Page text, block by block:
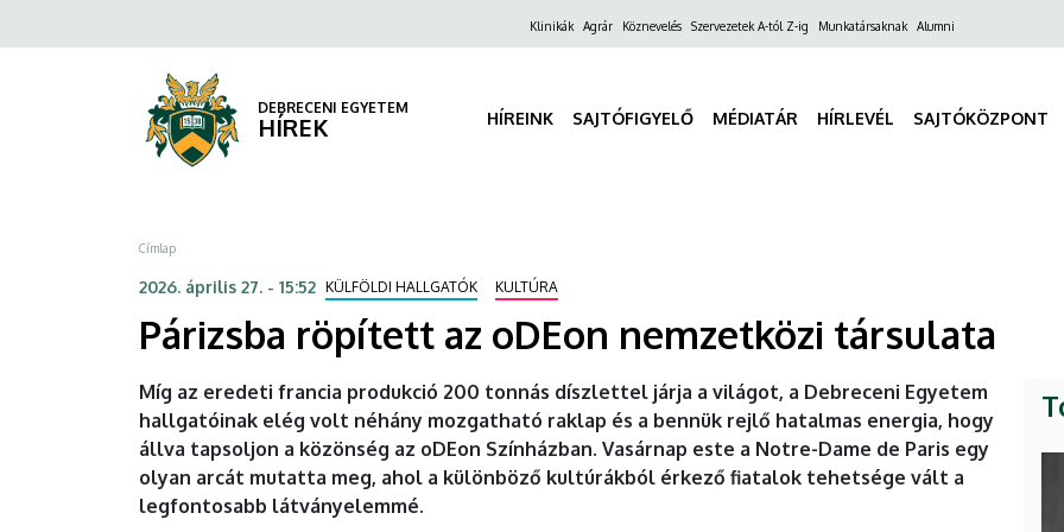
társulata
DEBRECENI
EGYETEM
a
FelsőKlinikák Agrár Köznevelés Szervezetek A-tól Z-ig Munkatársaknak Alumni
DEBRECENI EGYETEM
HÍREK HÍREINK SAJTÓFIGYELŐ MÉDIATÁR HÍRLEVÉL SAJTÓKÖZPONT
Morzsa
Címlap
2026. április 27. - 15:52 KÜLFÖLDI HALLGATÓK KULTÚRA
Párizsba röpített az oDEon nemzetközi társulata
Míg az eredeti francia produkció 200 tonnás díszlettel járja a világot, a Debreceni Egyetem
hallgatóinak elég volt néhány mozgatható raklap és a bennük rejlő hatalmas energia, hogy
állva tapsoljon a közönség az oDEon Színházban. Vasárnap este a Notre-Dame de Paris egy
olyan arcát mutatta meg, ahol a különböző kultúrákból érkező fiatalok tehetsége vált a
legfontosabb látványelemmé.